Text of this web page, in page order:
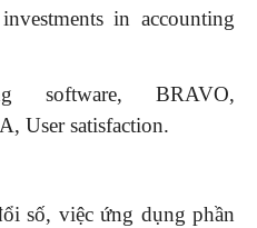
in accounting
software, BRAVO,
User satisfaction.
số, việc ứng dụng phần